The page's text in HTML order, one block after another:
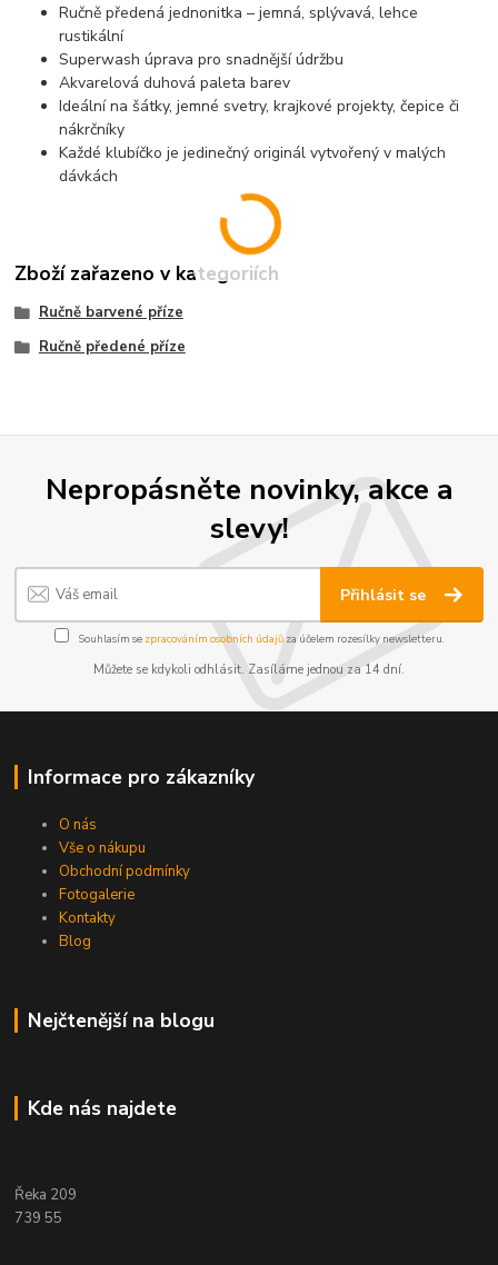
Ručně předená jednonitka – jemná, splývavá, lehce
rustikální
Superwash úprava pro snadnější údržbu
Akvarelová duhová paleta barev
Ideální na šátky, jemné svetry, krajkové projekty, čepice či
nákrčníky
Každé klubíčko je jedinečný originál vytvořený v malých
dávkách
Zboží zařazeno v kategoriích
Ručně barvené příze
Ručně předené příze
Nepropásněte novinky, akce a
slevy!
Přihlásit se
Souhlasím se zpracováním osobních údajůza účelem rozesílky newsletteru.
Můžete se kdykoli odhlásit. Zasíláme jednou za 14 dní.
Informace pro zákazníky
O nás
Vše o nákupu
Obchodní podmínky
Fotogalerie
Kontakty
Blog
Nejčtenější na blogu
Kde nás najdete
Řeka 209
739 55